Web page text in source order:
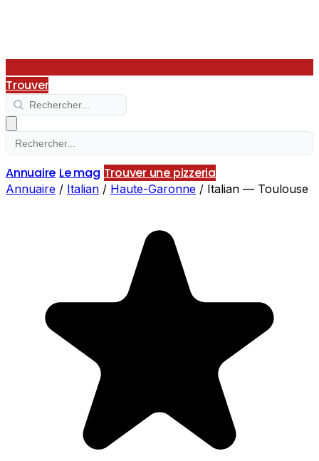
Trouver
Annuaire Le mag Trouver une pizzeria
Annuaire / Italian / Haute-Garonne / Italian — Toulouse